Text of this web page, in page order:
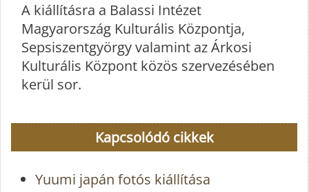
A kiállításra a Balassi Intézet
Magyarország Kulturális Központja,
Sepsiszentgyörgy valamint az Árkosi
Kulturális Központ közös szervezésében
kerül sor.
Kapcsolódó cikkek
Yuumi japán fotós kiállítása